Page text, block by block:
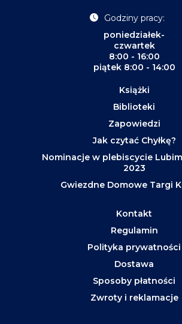
Godziny pracy:
poniedziałek-
czwartek
8:00 - 16:00
piątek 8:00 - 14:00
Książki
Biblioteki
Zapowiedzi
Jak czytać Chyłkę?
Nominacje w plebiscycie
2023
Gwiezdne Domowe Targi
Kontakt
Regulamin
Polityka prywatności
Dostawa
Sposoby płatności
Zwroty i reklamacje